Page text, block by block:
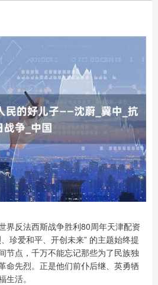
界反法西斯战争胜利80周年天津配资
珍爱和平、开创未来” 的主题始终提
节点，千万不能忘记那些为了民族独
命先烈。正是他们前仆后继、英勇牺
活。